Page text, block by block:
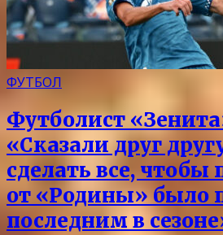
ФУТБОЛ
Футболист
«Сказали друг
сделать все, чтобы
от «Родины» было
последним в